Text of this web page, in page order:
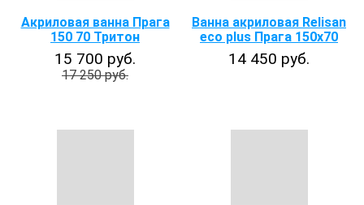
Акриловая ванна Прага
150 70 Тритон
15 700 руб.
17 250 руб.
Ванна акриловая Relisan
eco plus Прага 150х70
14 450 руб.